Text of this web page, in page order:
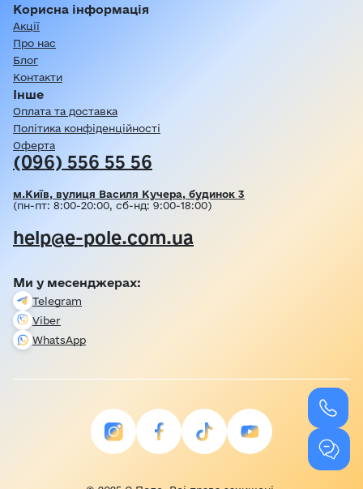
Корисна інформація
Акції
Про нас
Блог
Контакти
Інше
Оплата та доставка
Політика конфіденційності
Оферта
(096) 556 55 56
м.Київ, вулиця Василя Кучера, будинок 3
(пн-пт: 8:00-20:00, сб-нд: 9:00-18:00)
help@e-pole.com.ua
Ми у месенджерах:
Telegram
Viber
WhatsApp